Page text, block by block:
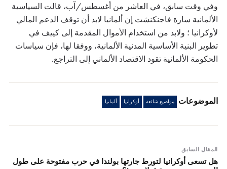
وفي وقت سابق، في العاشر من أغسطس/آب، قالت السياسية
الألمانية سارة فاجنكنشت إن ألمانيا لابد أن توقف الدعم المالي
لأوكرانيا ؛ ولابد من استخدام الأموال المقدمة إلى كييف في
تطوير البنية الأساسية المدنية الألمانية، ووفقا لها، فإن سياسات
الحكومة الألمانية تقود الاقتصاد الألماني إلى التراجع.
الموضوعات مواضيع شائعة أوكرانيا ألمانيا
المقال السابق
هل تسعى أوكرانيا لتورط جارتها بولندا في حرب مفتوحة على طول